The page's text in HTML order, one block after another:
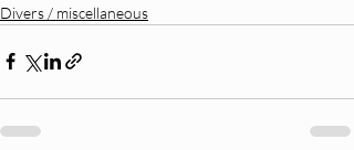
Divers / miscellaneous